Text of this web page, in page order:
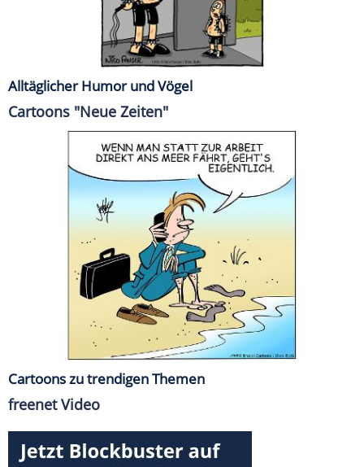
Alltäglicher Humor und Vögel
Cartoons "Neue Zeiten"
Cartoons zu trendigen Themen
freenet Video